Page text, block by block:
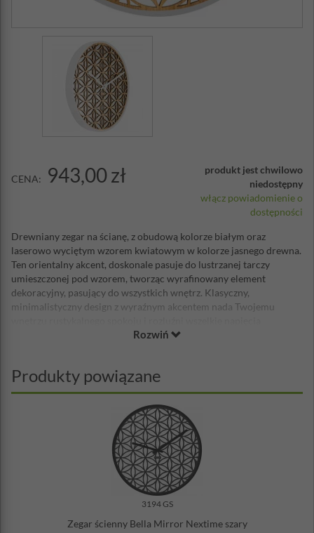
CENA: 943,00 zł
produkt jest chwilowo
niedostępny
włącz powiadomienie o
dostępności
Drewniany zegar na ścianę, z obudową kolorze białym oraz
laserowo wyciętym wzorem kwiatowym w kolorze jasnego drewna.
Ten orientalny akcent, doskonale pasuje do lustrzanej tarczy
umieszczonej pod wzorem, tworząc wyrafinowany element
dekoracyjny, pasujący do wszystkich wnętrz. Klasyczny,
minimalistyczny design z wyraźnym akcentem nada Twojemu
centymetrów ukrywa cichy mechanizm zasilany z pomocą
standardowej baterii AA. Doskonała propozycja dla osób
ceniących sobie orientalną stylistykę oraz rozwój duchowy. Ten
, biały, lustrzany zegar ścienny Bella Mirror Nextime
wyjątkowo pięknie zdobił wnętrza domów ekologicznych,
doskonale komponował się z tradycyjnymi meblami utrzymanymi
w ciepłym stylu lub stanowił wyjątkową ozdobę dla salonu masażu
Unikalny wygląd zegara to dzieło uzdolnionej projektantki z
Średnica: 50 cm
Rozwiń
Produkty powiązane
3194 GS
Zegar ścienny Bella Mirror Nextime szary